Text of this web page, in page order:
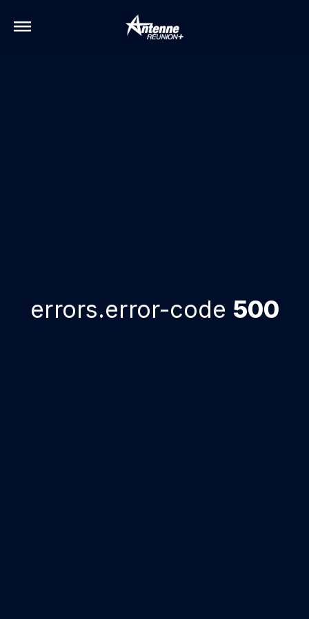
errors.error-code 500